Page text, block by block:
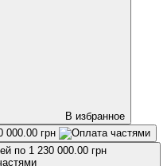
В избранное
000.00 грн
по 1 230 000.00 грн